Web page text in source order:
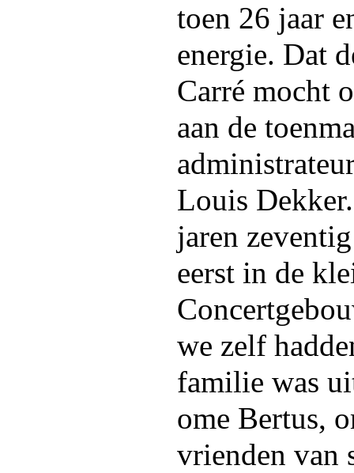
toen 26 jaar
energie. Dat
Carré mocht
aan de
Louis
jaren
eerst in de
we zelf
familie was
ome Bertus,
vrienden van